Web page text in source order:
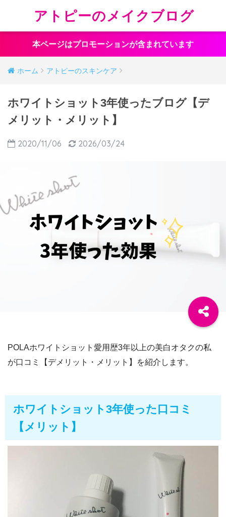
アトピーのメイクブログ
本ページはプロモーションが含まれています
ホーム アトピーのスキンケア
ホワイトショット3年使ったブログ【デ
メリット・メリット】
2020/11/06 2026/03/24
POLAホワイトショット愛用歴3年以上の美白オタクの私
が口コミ【デメリット・メリット】を紹介します。
ホワイトショット3年使った口コミ
【メリット】